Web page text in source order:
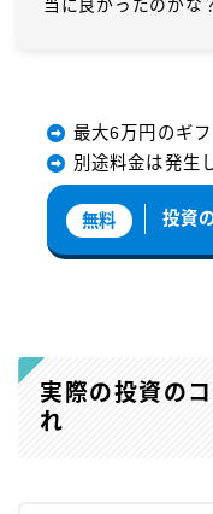
当に良かったのかな
最大6万円のギ
別途料金は発生
無料 投資
実際の投資の
れ